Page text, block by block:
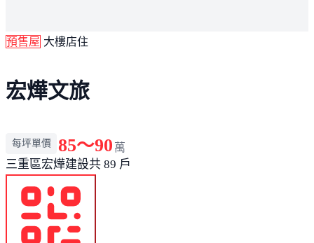
預售屋 大樓店住
宏燁文旅
每坪單價 85～90 萬
三重區宏燁建設共 89 戶